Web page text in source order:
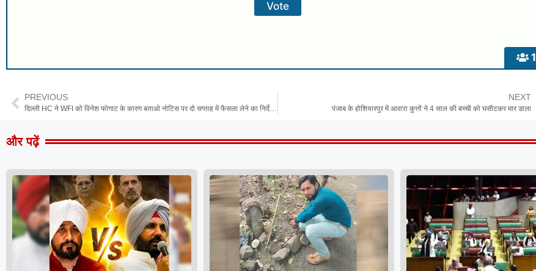
1
PREVIOUS
दिल्ली HC ने WFI को विनेश फोगाट के कारण बताओ नोटिस पर दो सप्ताह में फैसला लेने का निर्देश दिया
NEXT
पंजाब के होशियारपुर में आवारा कुत्तों ने 4 साल की बच्ची को घसीटकर मार डाला
और पढ़ें